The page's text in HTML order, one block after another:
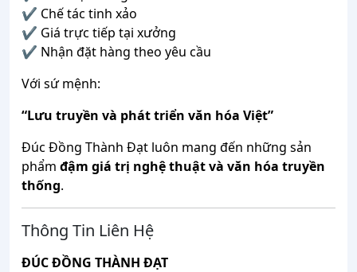
✔ Chếtác tinh xảo
✔ Giá trực tiếp tại xưởng
✔ Nhận đặt hàng theo yêu cầu
Với sứmệnh:
“Lưu truyền và pháttriển văn hóa Việt”
Đúc Đồng Thành Đạt luôn mang đến những sản
phẩm đậm giá trị nghệthuậtvà văn hóa truyền
thống.
Thông Tin Liên Hệ
ĐÚCĐỒNG THÀNH ĐẠT